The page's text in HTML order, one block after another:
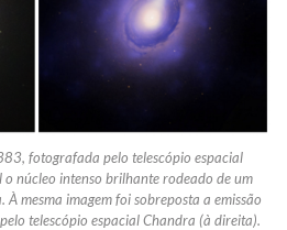
fotografada pelo telescópio espacial
o núcleo intenso brilhante rodeado de um
À mesma imagem foi sobreposta a emissão
telescópio espacial Chandra (à direita).